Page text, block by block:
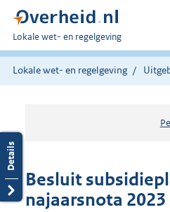
U
bent
hier:
Lokale wet- en regelgeving
Lokale wet- en regelgeving
Besluit
najaarsnota 2023